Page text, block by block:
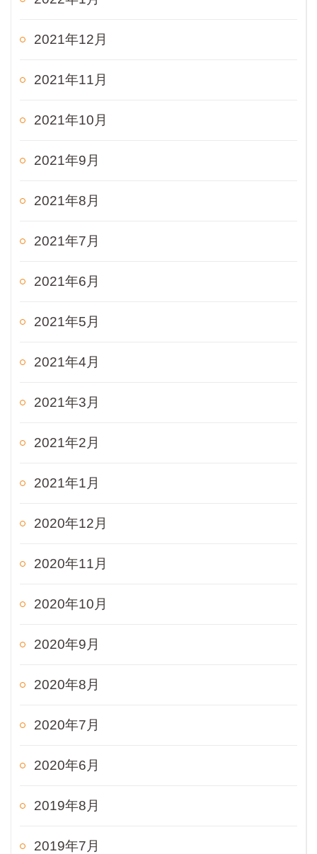
2021年12月
2021年11月
2021年10月
2021年9月
2021年8月
2021年7月
2021年6月
2021年5月
2021年4月
2021年3月
2021年2月
2021年1月
2020年12月
2020年11月
2020年10月
2020年9月
2020年8月
2020年7月
2020年6月
2019年8月
2019年7月